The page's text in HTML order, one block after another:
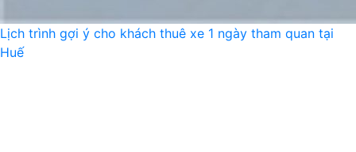
Lịch trình gợi ý cho khách thuê xe 1 ngày tham quan tại
Huế